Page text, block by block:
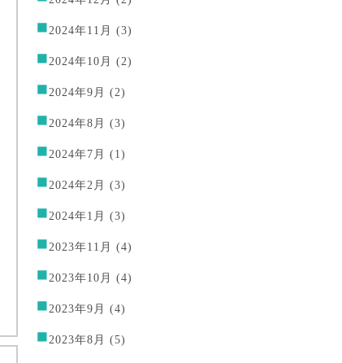
2024年11月 (3)
2024年10月 (2)
2024年9月 (2)
2024年8月 (3)
2024年7月 (1)
2024年2月 (3)
2024年1月 (3)
2023年11月 (4)
2023年10月 (4)
2023年9月 (4)
2023年8月 (5)